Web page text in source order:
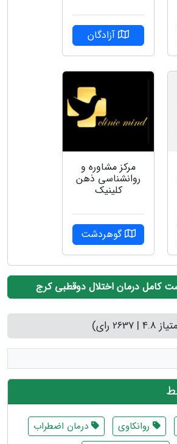
آزادگان
مرکز مشاوره و
روانشناسی ذهن
کلینیک
گوهردشت
کامل درمان اختلال دوقطبی کرج
| 2637 رای)
روانکاوی
درمان اضطراب